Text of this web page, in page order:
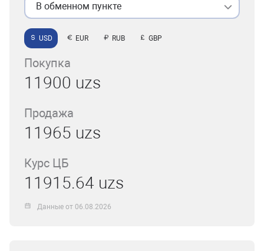
В обменном пункте
USD EUR RUB GBP
Покупка
11900 uzs
Продажа
11965 uzs
Курс ЦБ
11915.64 uzs
Данные от 06.08.2026